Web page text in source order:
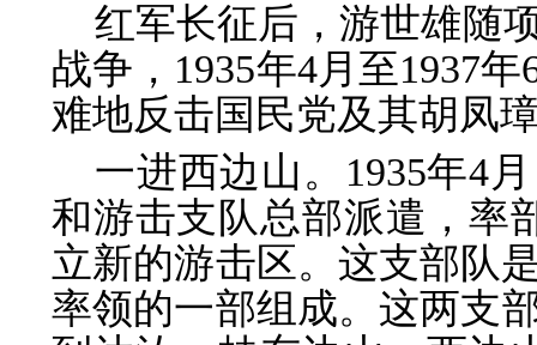
红军长征后，游世雄随
战争，1935年4月至1937
难地反击国民党及其胡凤
一进西边山。1935年4
和游击支队总部派遣，率
立新的游击区。这支部队
率领的一部组成。这两支